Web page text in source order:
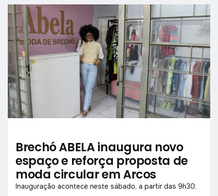
Brechó ABELA inaugura novo
espaço e reforça proposta de
moda circular em Arcos
Inauguração acontece neste sábado, a partir das 9h30.